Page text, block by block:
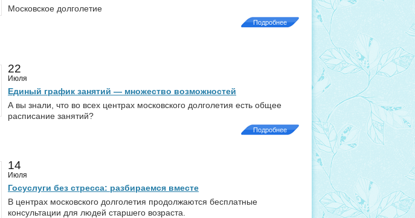
Московское долголетие
Подробнее
22
Июля
Единый график занятий — множество возможностей
А вы знали, что во всех центрах московского долголетия есть общее
расписание занятий?
Подробнее
14
Июля
Госуслуги без стресса: разбираемся вместе
В центрах московского долголетия продолжаются бесплатные
консультации для людей старшего возраста.